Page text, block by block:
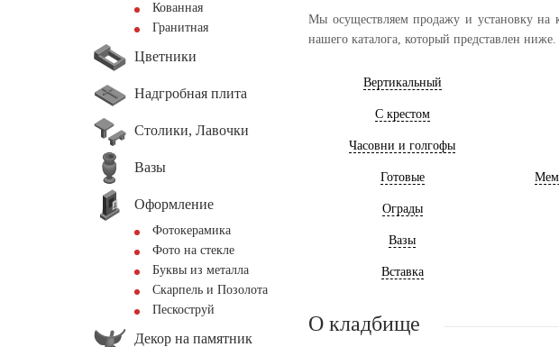
Кованная
Гранитная
Цветники
Надгробная плита
Столики, Лавочки
Вазы
Оформление
Фотокерамика
Фото на стекле
Буквы из металла
Скарпель и Позолота
Пескоструй
Декор на памятник
Мы осуществляем продажу и установку на
нашего каталога, который представлен ниже.
Вертикальный
С крестом
Часовни и голгофы
Готовые
Ограды
Вазы
Вставка
О кладбище